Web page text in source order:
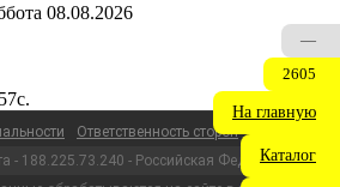
08.08.2026
Ответственность сторон
- 188.225.73.240 - Российская Федерация
—
2605
На главную
Каталог